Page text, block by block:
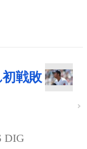
戦敗
DIG